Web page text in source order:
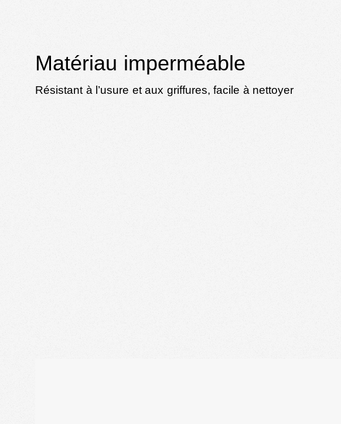
Matériau imperméable
Résistant à l’usure et aux griffures, facile à nettoyer